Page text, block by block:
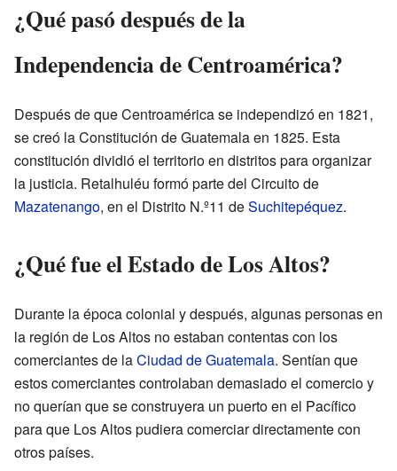
¿Qué pasó después de la
Independencia de Centroamérica?
Después de que Centroamérica se independizó en 1821,
se creó la Constitución de Guatemala en 1825. Esta
constitución dividió el territorio en distritos para organizar
la justicia. Retalhuléu formó parte del Circuito de
Mazatenango, en el Distrito N.º11 deSuchitepéquez.
¿Qué fue el Estado de Los Altos?
Durante la época colonial y después, algunas personas en
la región de Los Altos no estaban contentas con los
comerciantes de laCiudad de Guatemala. Sentían que
estos comerciantes controlaban demasiado el comercio y
no querían que se construyera un puerto en el Pacífico
para que Los Altos pudiera comerciar directamente con
otros países.